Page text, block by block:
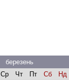
березень
Ср Чт Пт Сб
Нд